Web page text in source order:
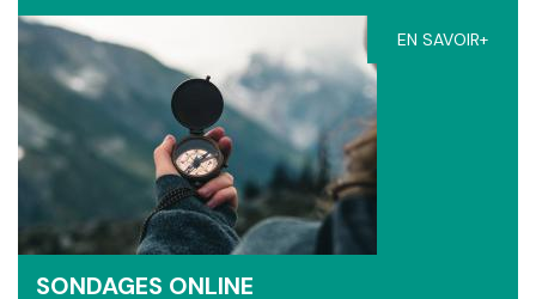
sémiotique enrichie d'apports théologique, les grilles
d'analyses du ContactGPS s'adaptent à vos contextes.
EN SAVOIR+
SONDAGES ONLINE